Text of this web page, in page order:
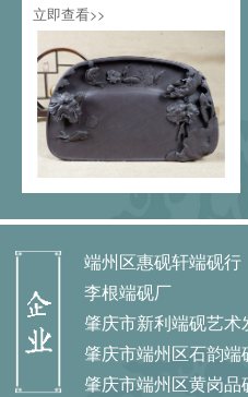
立即查看>>
端州区惠砚轩端砚行
李根端砚厂
肇庆市新利端砚艺术
肇庆市端州区石韵端
肇庆市端州区黄岗品